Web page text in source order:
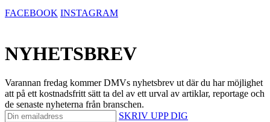
FACEBOOK INSTAGRAM
NYHETSBREV
Varannan fredag kommer DMVs nyhetsbrev ut där du har möjlighet
att på ett kostnadsfritt sätt ta del av ett urval av artiklar, reportage och
de senaste nyheterna från branschen.
SKRIV UPP DIG